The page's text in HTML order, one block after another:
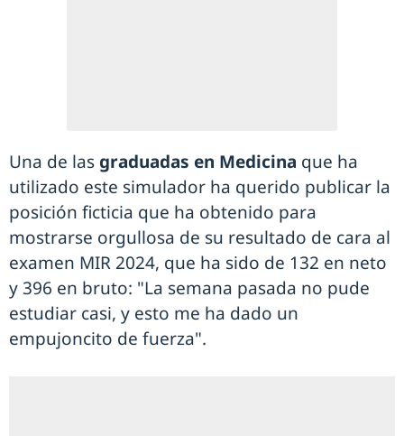
Una de las graduadas en Medicina que ha
utilizado este simulador ha querido publicar la
posición ficticia que ha obtenido para
mostrarse orgullosa de su resultado de cara al
examen MIR 2024, que ha sido de 132 en neto
y 396 en bruto: "La semana pasada no pude
estudiar casi, y esto me ha dado un
empujoncito de fuerza".